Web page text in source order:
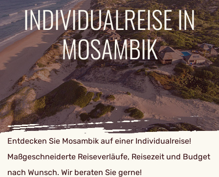
INDIVIDUALREISE IN
MOSAMBIK
Entdecken Sie Mosambik auf einer Individualreise!
Maßgeschneiderte Reiseverläufe, Reisezeit und Budget
nach Wunsch. Wir beraten Sie gerne!